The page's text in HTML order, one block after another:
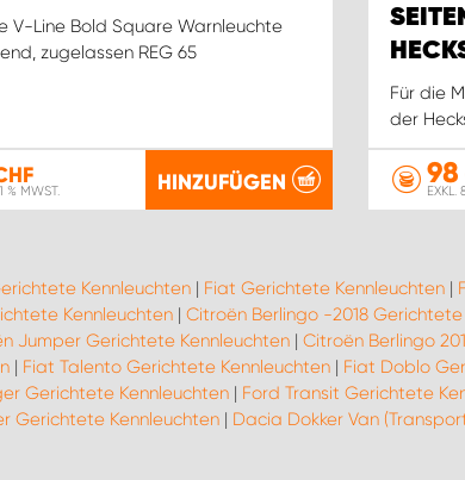
V-Line Bold Square Warnleuchte
zugelassen REG 65
% MWST. HINZUFÜGEN
Für die
der
98
EXKL.
Kennleuchten| Fiat Gerichtete Kennleuchten|
Kennleuchten | Citroën Berlingo -2018
Jumper Gerichtete Kennleuchten | Citroën Berlingo
| Fiat Talento Gerichtete Kennleuchten | Fiat Doblo
Gerichtete Kennleuchten| Ford Transit Gerichtete
Gerichtete Kennleuchten | Dacia Dokker Van